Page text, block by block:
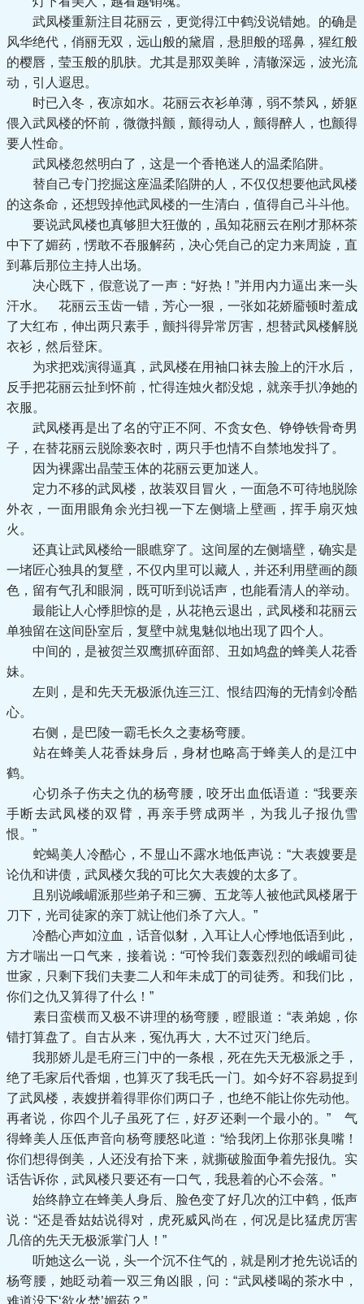
武凤楼重新注目花丽云，更觉得江中鹤没说错她。的确是
风华绝代，俏丽无双，远山般的黛眉，悬胆般的瑶鼻，猩红般
的樱唇，莹玉般的肌肤。尤其是那双美眸，清辙深远，波光流
动，引人遐思。
时已入冬，夜凉如水。花丽云衣衫单薄，弱不禁风，娇躯
偎入武凤楼的怀前，微微抖颤，颤得动人，颤得醉人，也颤得
要人性命。
武凤楼忽然明白了，这是一个香艳迷人的温柔陷阱。
替自己专门挖掘这座温柔陷阱的人，不仅仅想要他武凤楼
的这条命，还想毁掉他武凤楼的一生清白，值得自己斗斗他。
要说武凤楼也真够胆大狂傲的，虽知花丽云在刚才那杯茶
中下了媚药，愣敢不吞服解药，决心凭自己的定力来周旋，直
到幕后那位主持人出场。
决心既下，假意说了一声：“好热！”并用内力逼出来一头
汗水。 花丽云玉齿一错，芳心一狠，一张如花娇靥顿时羞成
了大红布，伸出两只素手，颤抖得异常厉害，想替武凤楼解脱
衣衫，然后登床。
为求把戏演得逼真，武凤楼在用袖口袜去脸上的汗水后，
反手把花丽云扯到怀前，忙得连烛火都没熄，就亲手扒净她的
衣服。
武凤楼再是出了名的守正不阿、不贪女色、铮铮铁骨奇男
子，在替花丽云脱除亵衣时，两只手也情不自禁地发抖了。
因为裸露出晶莹玉体的花丽云更加迷人。
定力不移的武凤楼，故装双目冒火，一面急不可待地脱除
外衣，一面用眼角余光扫视一下左侧墙上壁画，挥手扇灭烛
火。
还真让武凤楼给一眼瞧穿了。这间屋的左侧墙壁，确实是
一堵匠心独具的复壁，不仅内里可以藏人，并还利用壁画的颜
色，留有气孔和眼洞，既可听到说话声，也能看清人的举动。
最能让人心悸胆惊的是，从花艳云退出，武凤楼和花丽云
单独留在这间卧室后，复壁中就鬼魅似地出现了四个人。
中间的，是被贺兰双鹰抓碎面部、丑如鸠盘的蜂美人花香
妹。
左则，是和先天无极派仇连三江、恨结四海的无情剑冷酷
心。
右侧，是巴陵一霸毛长久之妻杨弯腰。
站在蜂美人花香妹身后，身材也略高于蜂美人的是江中
鹤。
心切杀子伤夫之仇的杨弯腰，咬牙出血低语道：“我要亲
手断去武凤楼的双臂，再亲手劈成两半，为我儿子报仇雪
恨。”
蛇蝎美人冷酷心，不显山不露水地低声说：“大表嫂要是
论仇和讲债，武凤楼欠我的可比欠大表嫂的太多了。
且别说峨嵋派那些弟子和三狮、五龙等人被他武凤楼屠于
刀下，光司徒家的亲丁就让他们杀了六人。”
冷酷心声如泣血，话音似豺，入耳让人心悸地低语到此，
方才喘出一口气来，接着说：“可怜我们轰轰烈烈的峨嵋司徒
世家，只剩下我们夫妻二人和年未成丁的司徒秀。和我们比，
你们之仇又算得了什么！”
素日蛮横而又极不讲理的杨弯腰，瞪眼道：“表弟媳，你
错打算盘了。自古从来，冤仇再大，大不过灭门绝后。
我那娇儿是毛府三门中的一条根，死在先天无极派之手，
绝了毛家后代香烟，也算灭了我毛氏一门。如今好不容易捉到
了武凤楼，表嫂拼着得罪你们两口子，也绝不能让你先动他。
再者说，你四个儿子虽死了仨，好歹还剩一个最小的。” 气
得蜂美人压低声音向杨弯腰怒叱道：“给我闭上你那张臭嘴！
你们想得倒美，人还没有拾下来，就撕破脸面争着先报仇。实
话告诉你，武凤楼只要还有一口气，我悬着的心不会落。”
始终静立在蜂美人身后、脸色变了好几次的江中鹤，低声
说：“还是香姑姑说得对，虎死威风尚在，何况是比猛虎厉害
几倍的先天无极派掌门人！”
听她这么一说，头一个沉不住气的，就是刚才抢先说话的
杨弯腰，她眨动着一双三角凶眼，问：“武凤楼喝的茶水中，
难道没下‘欲火焚’媚药？”